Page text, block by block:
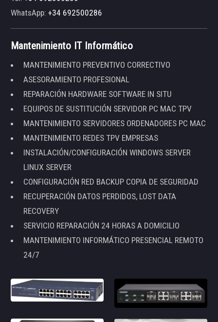
WhatsApp:+34 692500286
Mantenimiento IT Informático
MANTENIMIENTO PREVENTIVO CORRECTIVO
ASESORAMIENTO PROFESIONAL
REPARACIÓN HARDWARE SOFTWARE IN SITU
EQUIPOS DE SUSTITUCIÓN SERVIDOR PC MAC TPV
MANTENIMIENTO SERVIDORES ORDENADORES PC MAC
MANTENIMIENTO REDES TPV EMPRESAS
INSTALACIÓN/CONFIGURACIÓN WINDOWS SERVER
LINUX SERVER
CONFIGURACIÓN RED BACKUP COPIA DE SEGURIDAD
RECUPERACIÓN DATOS PERDIDOS, LOST DATA
RECOVERY
SERVICIO REPARACIÓN 24 HORAS A DOMICILIO
MANTENIMIENTO INFORMÁTICO PRESENCIAL REMOTO
24/7